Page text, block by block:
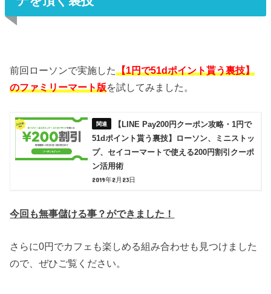
前回ローソンで実施した【1円で51dポイント貰う裏技】
のファミリーマート版を試してみました。
【LINE Pay200円クーポン攻略・1円で
51dポイント貰う裏技】ローソン、ミニストッ
プ、セイコーマートで使える200円割引クーポ
ン活用術
2019年2月23日
今回も無事儲ける事？ができました！
さらに0円でカフェも楽しめる組み合わせも見つけました
ので、ぜひご覧ください。